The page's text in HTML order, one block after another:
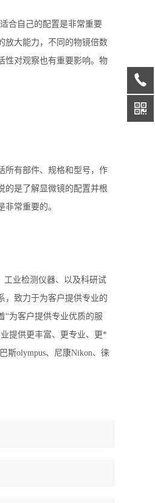
合自己的配置是非常重要
放大能力，不同的物镜倍数
性对观察也有重要影响。物
所有部件、规格和型号，作
的是了解显微镜的配置并根
常重要的。
工业检测仪器、以及科研试
，致力于为客户提供专业的
“为客户提供专业优质的服
提供更丰富、更专业、更*
斯olympus、尼康Nikon、徕